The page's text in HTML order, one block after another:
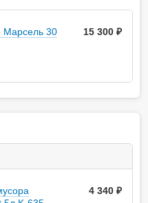
Марсель 30
15 300 ₽
4 340